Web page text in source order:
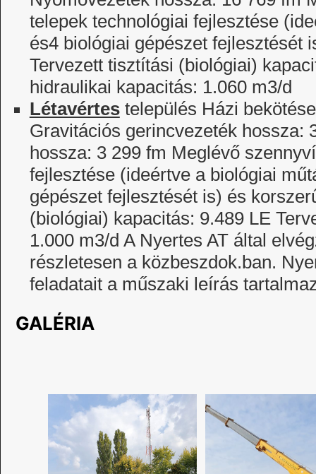
telepek technológiai fejlesztése
és4 biológiai gépészet fejlesztését
Tervezett tisztítási (biológiai)
hidraulikai kapacitás: 1.060 m3/d
Létavértestelepülés Házi
Gravitációs gerincvezeték hossza:
hossza: 3 299 fm Meglévő
fejlesztése (ideértve a biológiai
gépészet fejlesztését is) és
(biológiai) kapacitás: 9.489 LE
1.000 m3/d A Nyertes AT által
részletesen a közbeszdok.ban.
feladatait a műszaki leírás
GALÉRIA